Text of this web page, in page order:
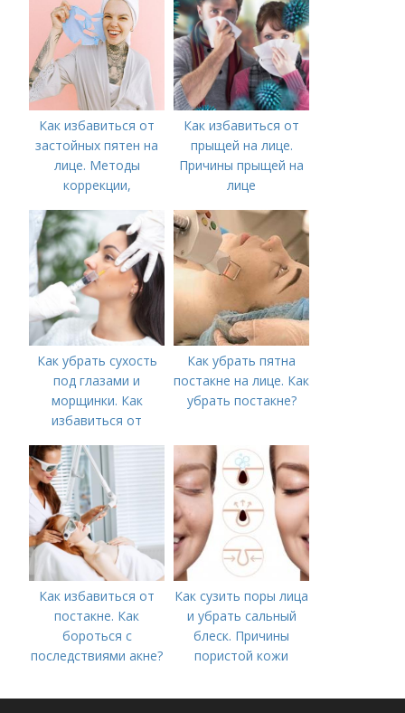
Как избавиться от
застойных пятен на
лице. Методы
коррекции,
акне и удаления
рубцов и шрамов
постакне
Как избавиться от
прыщей на лице.
Причины прыщей на
лице
Как убрать сухость
под глазами и
морщинки. Как
избавиться от
косметологические
процедуры
Как убрать пятна
постакне на лице. Как
убрать постакне?
Как избавиться от
постакне. Как
бороться с
последствиями акне?
Как сузить поры лица
и убрать сальный
блеск. Причины
пористой кожи